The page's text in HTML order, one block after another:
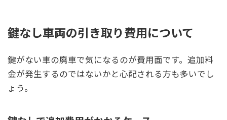
鍵なし車両の引き取り費用について
鍵がない車の廃車で気になるのが費用面です。追加料
金が発生するのではないかと心配される方も多いでし
ょう。